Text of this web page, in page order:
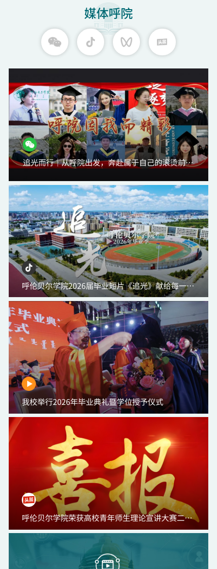
媒体呼院
追光而行｜从呼院出发，奔赴属于自己的滚烫前程！
呼伦贝尔学院2026届毕业短片《追光》献给每一位即将启程的呼院学子：愿你我永葆追光初心，扎根基层沃土建功立业，心怀家国热土，以青春之名书写时代华章。#毕业季
我校举行2026年毕业典礼暨学位授予仪式
呼伦贝尔学院荣获高校青年师生理论宣讲大赛二等奖